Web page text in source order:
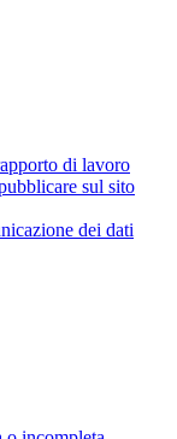
di lavoro
sul sito
dei dati